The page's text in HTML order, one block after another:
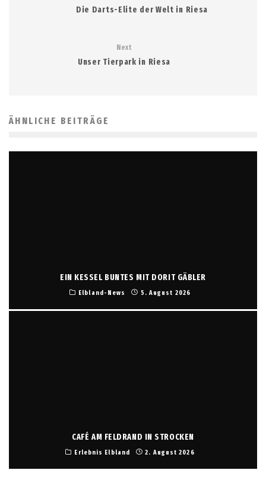
Die Darts-Elite der Welt in Riesa
Next
Unser Tierpark in Riesa
ÄHNLICHE BEITRÄGE
EIN KESSEL BUNTES MIT DORIT GÄBLER
Elbland-News 5. August 2026
CAFÉ AM FELDRAND IN STROCKEN
Erlebnis Elbland 2. August 2026